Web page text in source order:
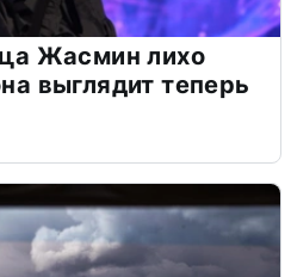
Жасмин лихо
выглядит теперь